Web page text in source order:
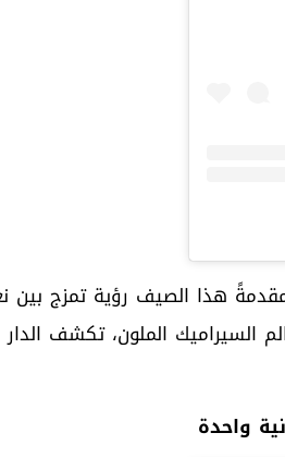
هذا الصيف رؤية تمزج بين
السيراميك الملون، تكشف
واحدة